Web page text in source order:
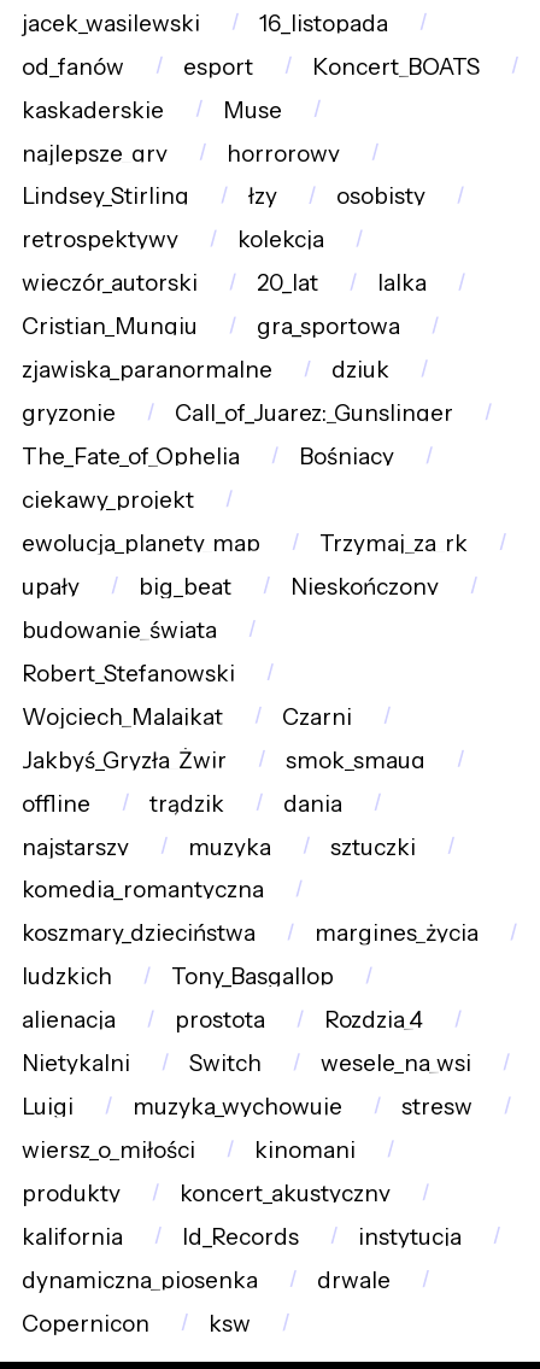
jacek_wasilewski
16_listopada
od_fanów
esport
Koncert_BOATS
kaskaderskie
Muse
najlepsze_gry
horrorowy
Lindsey_Stirling
łzy
osobisty
retrospektywy
kolekcja
wieczór_autorski
20_lat
lalka
Cristian_Mungiu
gra_sportowa
zjawiska_paranormalne
dziuk
gryzonie
Call_of_Juarez:_Gunslinger
The_Fate_of_Ophelia
Bośniacy
ciekawy_projekt
ewolucja_planety_map
Trzymaj_za_rk
upały
big_beat
Nieskończony
budowanie_świata
Robert_Stefanowski
Wojciech_Malajkat
Czarni
Jakbyś_Gryzła_Żwir
smok_smaug
offline
trądzik
dania
najstarszy
muzyka
sztuczki
komedia_romantyczna
koszmary_dzieciństwa
margines_życia
ludzkich
Tony_Basgallop
alienacja
prostota
Rozdzia_4
Nietykalni
Switch
wesele_na_wsi
Luigi
muzyka_wychowuje
stresw
wiersz_o_miłości
kinomani
produkty
koncert_akustyczny
kalifornia
Id_Records
instytucja
dynamiczna_piosenka
drwale
Copernicon
ksw